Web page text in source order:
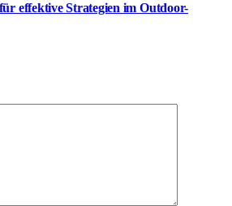
effektive Strategien im Outdoor-